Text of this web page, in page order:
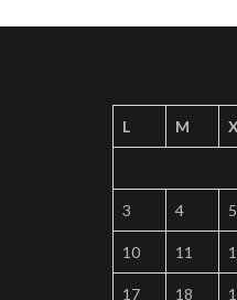
entradas
L
M X
3 4 5
10 11
17 18